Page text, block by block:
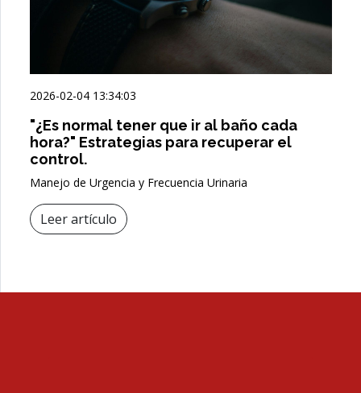
2026-02-04 13:34:03
"¿Es normal tener que ir al baño cada
hora?" Estrategias para recuperar el
control.
Manejo de Urgencia y Frecuencia Urinaria
Leer artículo